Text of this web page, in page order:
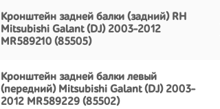
Кронштейн задней балки (задний) RH
Mitsubishi Galant (DJ) 2003-2012
MR589210 (85505)
Кронштейн задней балки левый
(передний) Mitsubishi Galant (DJ) 2003-
2012 MR589229 (85502)